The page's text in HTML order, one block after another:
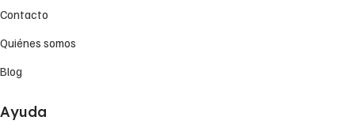
Contacto
Quiénes somos
Blog
Ayuda